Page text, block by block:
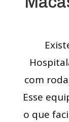
com
Esse
o que